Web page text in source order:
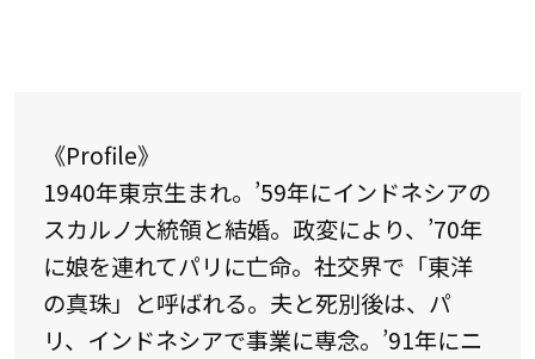
《Profile》
1940年東京生まれ。’59年にインドネシアの
スカルノ大統領と結婚。政変により、’70年
に娘を連れてパリに亡命。社交界で「東洋
の真珠」と呼ばれる。夫と死別後は、パ
リ、インドネシアで事業に専念。’91年にニ